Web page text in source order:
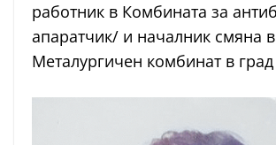
работник в Комбината за
апаратчик/ и началник смяна в
Металургичен комбинат в